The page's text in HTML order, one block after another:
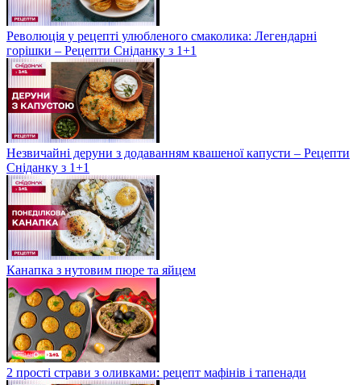
Революція у рецепті улюбленого смаколика: Легендарні
горішки – Рецепти Сніданку з 1+1
Незвичайні деруни з додаванням квашеної капусти – Рецепти
Сніданку з 1+1
Канапка з нутовим пюре та яйцем
2 прості страви з оливками: рецепт мафінів і тапенади